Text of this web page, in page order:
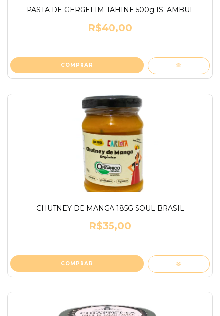
PASTA DE GERGELIM TAHINE 500g ISTAMBUL
R$40,00
CHUTNEY DE MANGA 185G SOUL BRASIL
R$35,00